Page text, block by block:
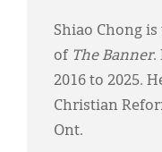
Shiao Chong
of The Banner.
2016 to 2025.
Christian
Ont.